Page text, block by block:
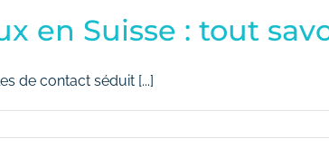
en Suisse : tout
de contact séduit [...]